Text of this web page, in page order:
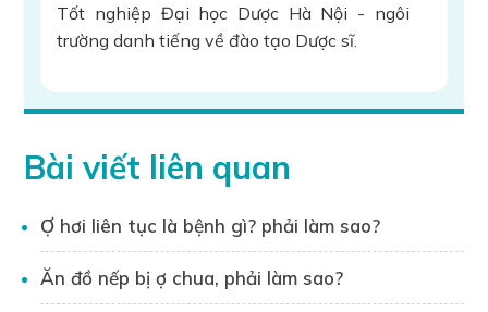
Tốt nghiệp Đại học Dược Hà Nội - ngôi
trường danh tiếng về đào tạo Dược sĩ.
ngành Dược và chăm sóc sức khỏe, đảm
Tư vấn sử dụng thuốc
Tổ chức hội thảo khoa học
Dược sĩ Xuân Long đã dành nhiều năm
nghiên cứu về trào ngược dạ dày, tích lũy
Bài viết liên quan
Ợ hơi liên tục là bệnh gì? phải làm sao?
Ăn đồ nếp bị ợ chua, phải làm sao?